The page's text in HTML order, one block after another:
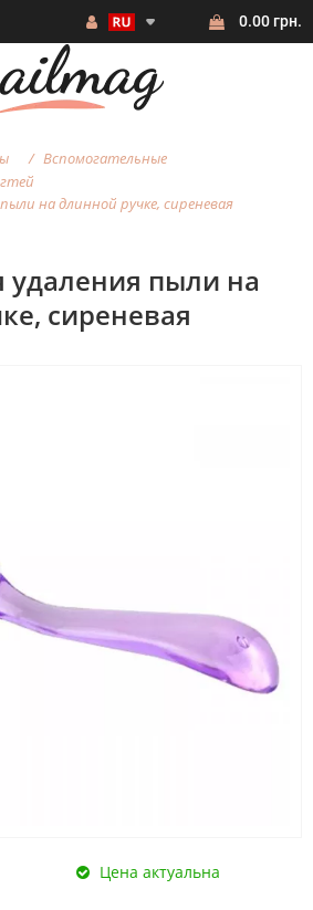
0.00 грн.
Вспомогательные
на длинной ручке, сиреневая
удаления пыли на
сиреневая
Цена актуальна